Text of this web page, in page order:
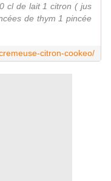
cl de lait 1 citron ( jus
de thym 1 pincée
citron-cookeo/